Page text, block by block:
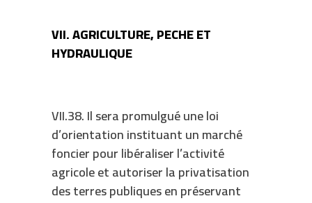
VII. AGRICULTURE, PECHE ET
HYDRAULIQUE
VII.38. Il sera promulgué une loi
d’orientation instituant un marché
foncier pour libéraliser l’activité
agricole et autoriser la privatisation
des terres publiques en préservant